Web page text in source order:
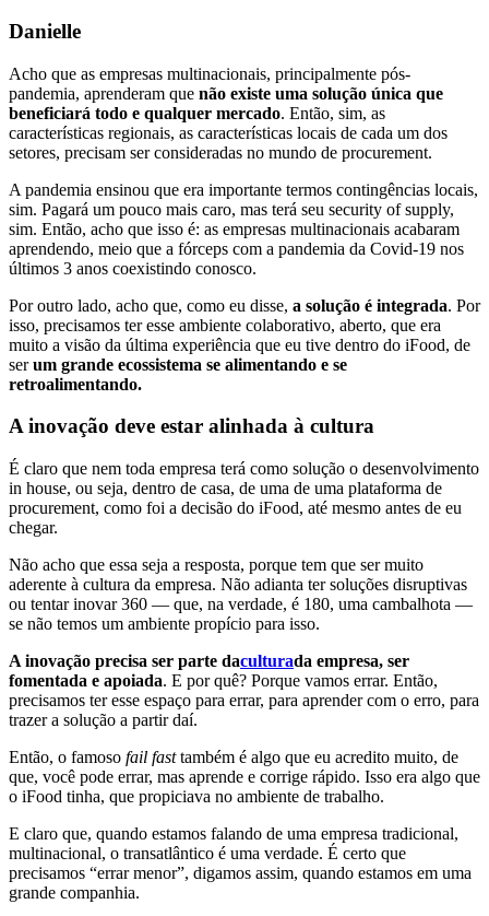
Danielle
Acho que as empresas multinacionais, principalmente pós-
pandemia, aprenderam que não existe uma solução única que
beneficiará todo e qualquer mercado. Então, sim, as
características regionais, as características locais de cada um dos
setores, precisam ser consideradas no mundo de procurement.
A pandemia ensinou que era importante termos contingências locais,
sim. Pagará um pouco mais caro, mas terá seu security of supply,
sim. Então, acho que isso é: as empresas multinacionais acabaram
aprendendo, meio que a fórceps com a pandemia da Covid-19 nos
últimos 3 anos coexistindo conosco.
Por outro lado, acho que, como eu disse, a solução é integrada. Por
isso, precisamos ter esse ambiente colaborativo, aberto, que era
muito a visão da última experiência que eu tive dentro do iFood, de
serum grande ecossistema se alimentando e se
retroalimentando.
A inovação deve estar alinhada à cultura
É claro que nem toda empresa terá como solução o desenvolvimento
in house, ou seja, dentro de casa, de uma de uma plataforma de
procurement, como foi a decisão do iFood, até mesmo antes de eu
chegar.
Não acho que essa seja a resposta, porque tem que ser muito
aderente à cultura da empresa. Não adianta ter soluções disruptivas
ou tentar inovar 360 — que, na verdade, é 180, uma cambalhota —
se não temos um ambiente propício para isso.
A inovação precisa ser parte daculturada empresa, ser
fomentada e apoiada. E por quê? Porque vamos errar. Então,
precisamos ter esse espaço para errar, para aprender com o erro, para
trazer a solução a partir daí.
Então, o famoso fail fasttambém é algo que eu acredito muito, de
que, você pode errar, mas aprende e corrige rápido. Isso era algo que
o iFood tinha, que propiciava no ambiente de trabalho.
E claro que, quando estamos falando de uma empresa tradicional,
multinacional, o transatlântico é uma verdade. É certo que
precisamos “errar menor”, digamos assim, quando estamos em uma
grande companhia.